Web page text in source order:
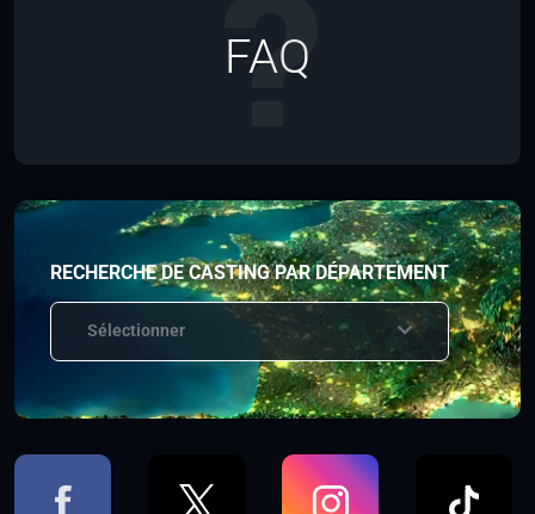
FAQ
RECHERCHE DE CASTING PAR DÉPARTEMENT
Sélectionner